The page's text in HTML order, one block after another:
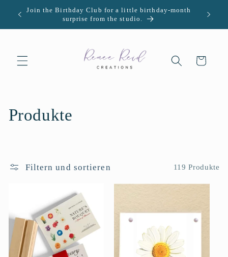
zumJoin the Birthday Club for a little birthday-month
surprise from the studio.
U.S. -
Warenkorb
K
o
r
Produkte
Filtern und sortieren 119 Produkte